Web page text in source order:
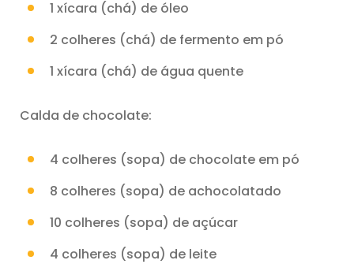
1 xícara (chá) de óleo
2 colheres (chá) de fermento em pó
1 xícara (chá) de água quente
Calda de chocolate:
4 colheres (sopa) de chocolate em pó
8 colheres (sopa) de achocolatado
10 colheres (sopa) de açúcar
4 colheres (sopa) de leite